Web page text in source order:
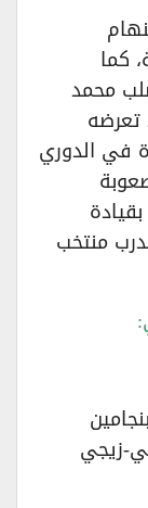
كما
محمد
في الدوري
منتخب
زيجي